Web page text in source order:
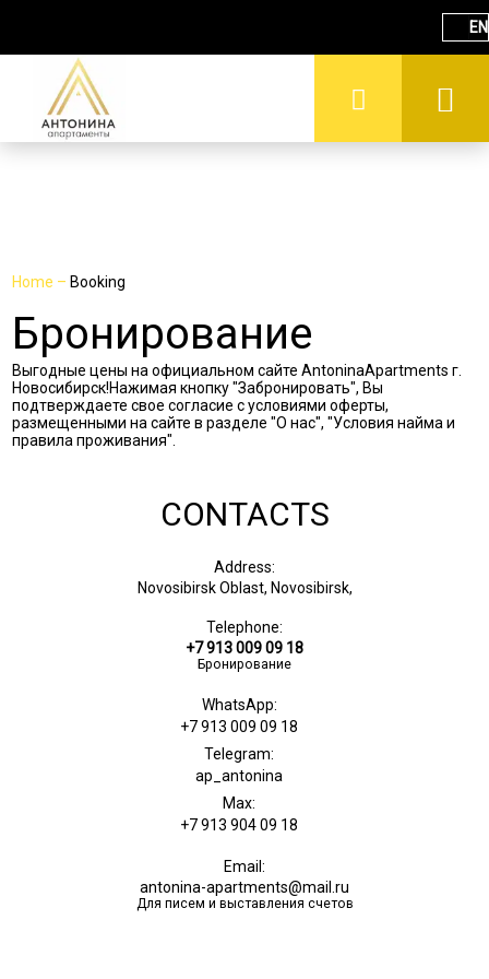
EN
Home – Booking
Бронирование
Выгодные цены на официальном сайте AntoninaApartments г.
Новосибирск!Нажимая кнопку "Забронировать", Вы
подтверждаете свое согласие с условиями оферты,
размещенными на сайте в разделе "О нас", "Условия найма и
правила проживания".
CONTACTS
Address:
Novosibirsk Oblast, Novosibirsk,
Telephone:
+7 913 009 09 18
Бронирование
WhatsApp:
+7 913 009 09 18
Telegram:
ap_antonina
Max:
+7 913 904 09 18
Email:
antonina-apartments@mail.ru
Для писем и выставления счетов